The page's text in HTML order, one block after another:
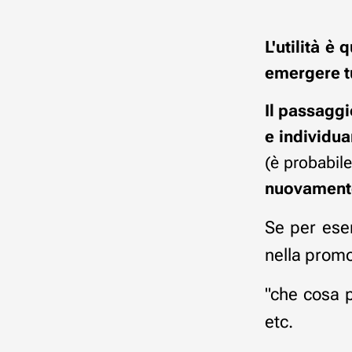
L'utilità è
emergere
Il
e
(è
Se per
nella
"che cosa
etc.